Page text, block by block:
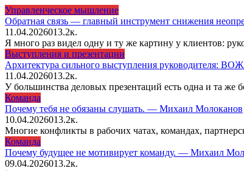
Управленческое мышление
Обратная связь — главный инструмент снижения
11.04.2026013.2к.
Я много раз видел одну и ту же картину у клиентов:
Выступления и презентации
Архитектура сильного выступления руководителя:
11.04.2026013.2к.
У большинства деловых презентаций есть одна и та
Команда
Почему тебя не обязаны слушать. — Михаил Молоканов
10.04.2026013.2к.
Многие конфликты в рабочих чатах, командах,
Команда
Почему будущее не мотивирует команду. — Михаил
09.04.2026013.2к.